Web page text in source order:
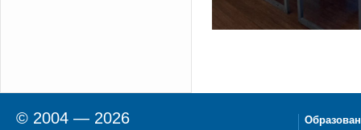
© 2004 — 2026